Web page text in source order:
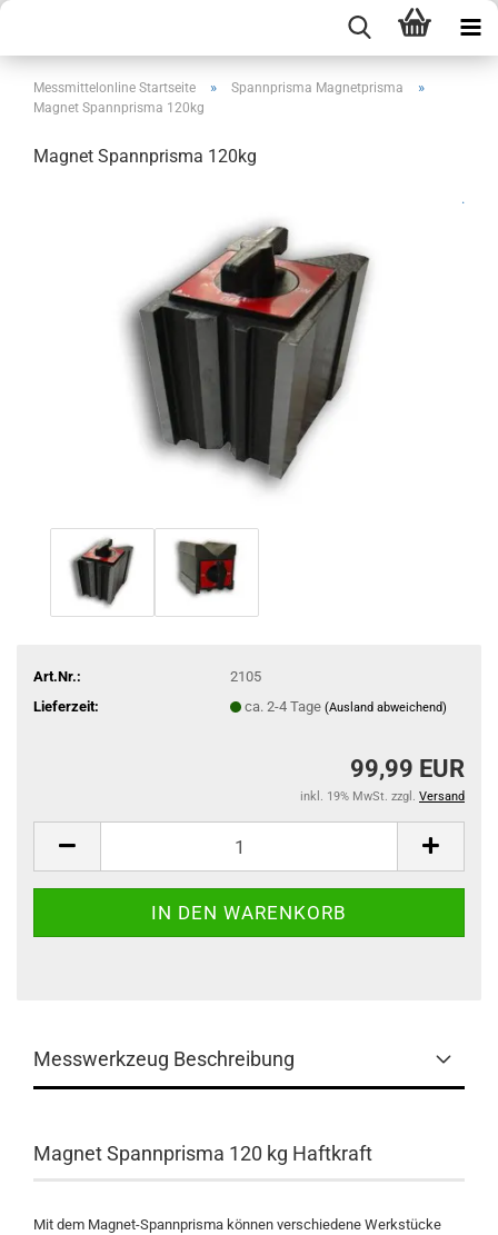
Messmittelonline Startseite » Spannprisma Magnetprisma »
Magnet Spannprisma 120kg
Magnet Spannprisma 120kg
.
Art.Nr.:
2105
Lieferzeit:
ca. 2-4 Tage (Ausland abweichend)
99,99 EUR
inkl. 19% MwSt. zzgl. Versand
Messwerkzeug Beschreibung
Magnet Spannprisma 120 kg Haftkraft
Mit dem Magnet-Spannprisma können verschiedene Werkstücke